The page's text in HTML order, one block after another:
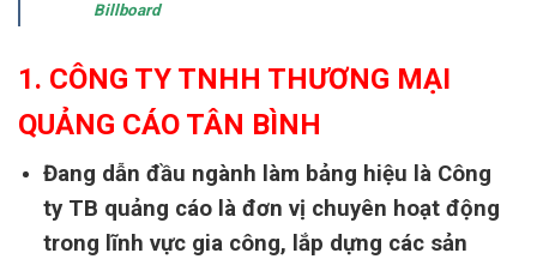
Billboard
1. CÔNG TY TNHH THƯƠNG MẠI
QUẢNG CÁO TÂN BÌNH
Đang dẫn đầu ngành làm bảng hiệu là Công
ty TB quảng cáo là đơn vị chuyên hoạt động
trong lĩnh vực giacông, lắp dựng các sản